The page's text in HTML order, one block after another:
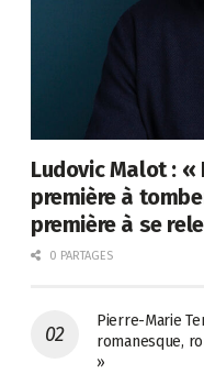
Ludovic Malot : «
première à
première à se
0 PARTAGES
Pierre-Marie
romanesque,
»